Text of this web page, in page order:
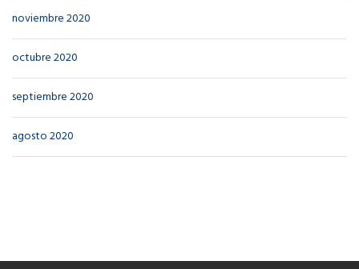
noviembre 2020
octubre 2020
septiembre 2020
agosto 2020